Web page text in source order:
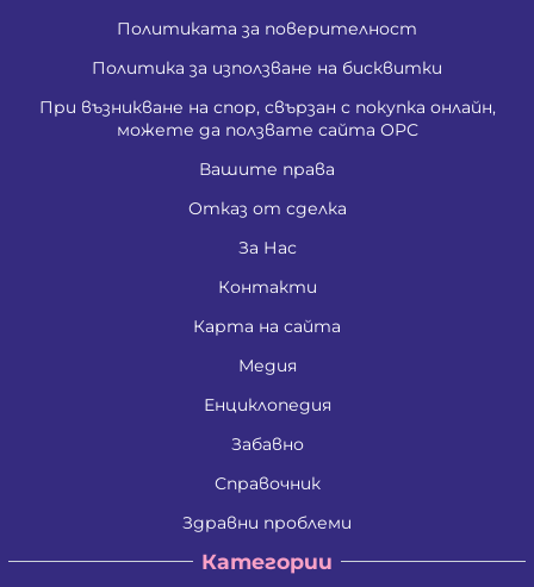
Политиката за поверителност
Политика за използване на бисквитки
При възникване на спор, свързан с покупка онлайн,
можете да ползвате сайта ОРС
Вашите права
Отказ от сделка
За Нас
Контакти
Карта на сайта
Медия
Енциклопедия
Забавно
Справочник
Здравни проблеми
Категории